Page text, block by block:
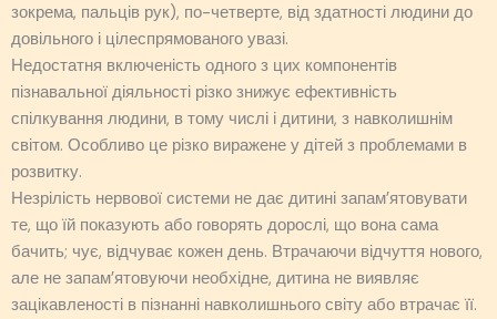
зокрема, пальців рук), по-четверте, від здатності людини до
довільного і цілеспрямованого увазі.
Недостатня включеність одного з цих компонентів
пізнавальної діяльності різко знижує ефективність
спілкування людини, в тому числі і дитини, з навколишнім
світом. Особливо це різко виражене у дітей з проблемами в
розвитку.
Незрілість нервової системи не дає дитині запам’ятовувати
те, що їй показують або говорять дорослі, що вона сама
бачить; чує, відчуває кожен день. Втрачаючи відчуття нового,
але не запам’ятовуючи необхідне, дитина не виявляє
зацікавленості в пізнанні навколишнього світу або втрачає її.